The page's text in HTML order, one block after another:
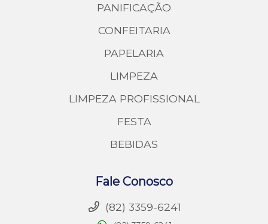
PANIFICAÇÃO
CONFEITARIA
PAPELARIA
LIMPEZA
LIMPEZA PROFISSIONAL
FESTA
BEBIDAS
Fale Conosco
(82) 3359-6241